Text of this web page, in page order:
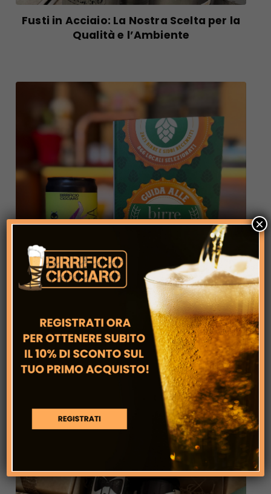
Fusti in Acciaio: La Nostra Scelta per la
Qualità e l’Ambiente
Riconfermati nella Guida Birre d’Italia
Slow Food 2027: Un Traguardo da
Celebrare
×